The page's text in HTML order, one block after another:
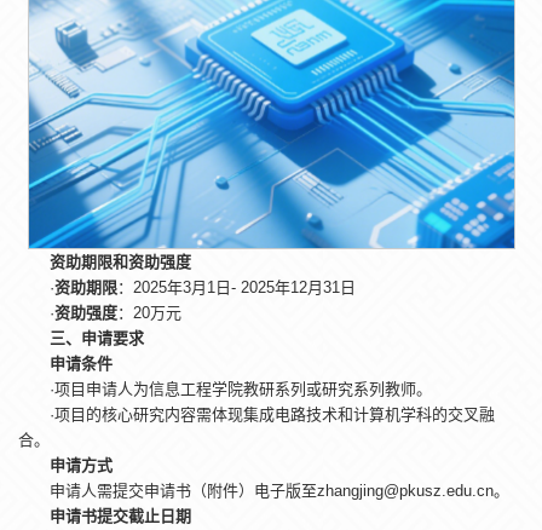
资助期限和资助强度
·‌资助期限‌：2025年3月1日- 2025年12月31日
·‌资助强度‌：20万元
三、申请要求
申请条件
·项目申请人为信息工程学院教研系列或研究系列教师。
·项目的核心研究内容需体现集成电路技术和计算机学科的交叉融
合。
申请方式
申请人需提交申请书（附件）电子版至zhangjing@pkusz.edu.cn。
申请书提交截止日期